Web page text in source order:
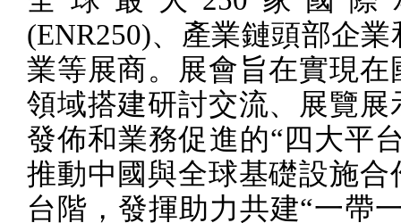
(ENR250)、產業鏈頭部企業
業等展商。展會旨在實現在
領域搭建研討交流、展覽展
發佈和業務促進的“四大平
推動中國與全球基礎設施合
台階，發揮助力共建“一帶